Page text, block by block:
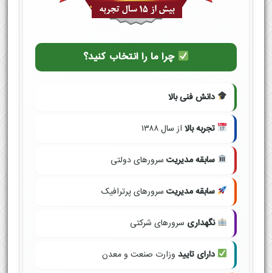
چرا ما را انتخاب کنید؟
دانش فنی بالا
تجربه بالا از سال ۱۳۸۸
سابقه مدیریت سرورهای دولتی
سابقه مدیریت سرورهای پرترافیک
نگهداری سرورهای شرکتی
دارای تایید وزارت صنعت و معدن